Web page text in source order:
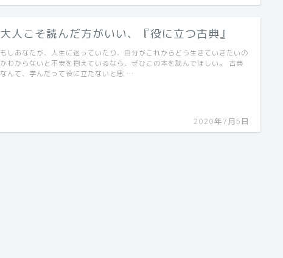
大人こそ読んだ方がいい、『役に立つ古典』
2020年7月5日
もしあなたが、人生に迷っていたり、自分がこれからどう生きていきたいの
かわからないと不安を抱えているなら、ぜひこの本を読んでほしい。 古典
なんて、学んだって役に立たないと思 …